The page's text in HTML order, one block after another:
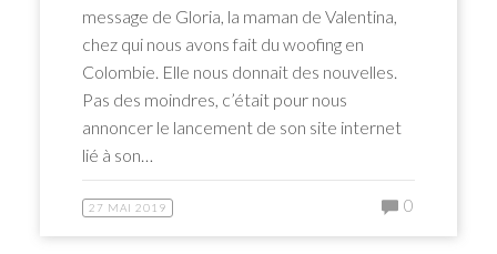
message de Gloria, la maman de Valentina,
chez qui nous avons fait du woofing en
Colombie. Elle nous donnait des nouvelles.
Pas des moindres, c’était pour nous
annoncer le lancement de son site internet
lié à son…
27 MAI 2019 0